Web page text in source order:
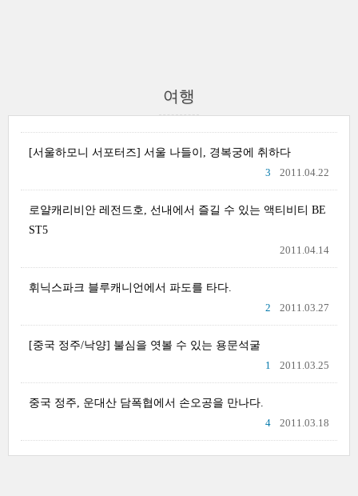
여행
[서울하모니 서포터즈] 서울 나들이, 경복궁에 취하다
2011.04.22
3
로얄캐리비안 레전드호, 선내에서 즐길 수 있는 액티비티 BE
ST5
2011.04.14
휘닉스파크 블루캐니언에서 파도를 타다.
2011.03.27
2
[중국 정주/낙양] 불심을 엿볼 수 있는 용문석굴
2011.03.25
1
중국 정주, 운대산 담폭협에서 손오공을 만나다.
2011.03.18
4